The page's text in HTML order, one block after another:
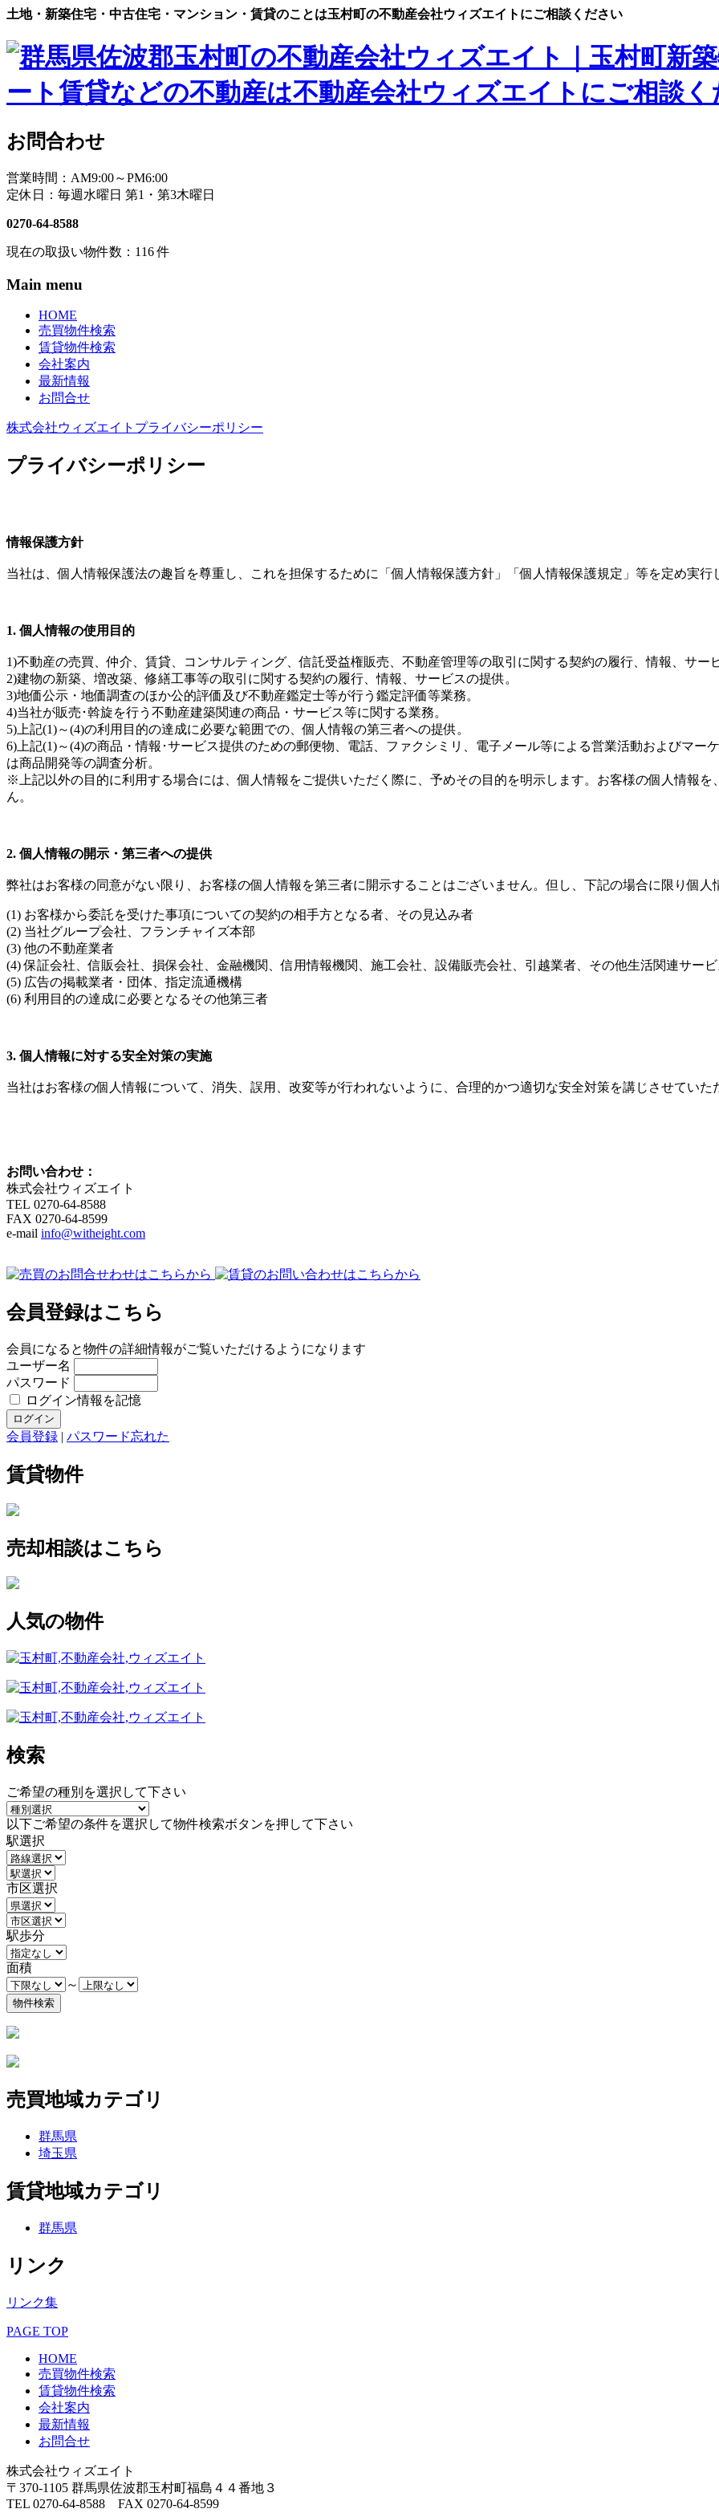
土地・新築住宅・中古住宅・マンション・賃貸のことは玉村町の不動産会社ウィズエイトにご相談ください
お問合わせ
営業時間：AM9:00～PM6:00
定休日：毎週水曜日 第1・第3木曜日
0270-64-8588
現在の取扱い物件数： 116件
Main menu
HOME
売買物件検索
賃貸物件検索
会社案内
最新情報
お問合せ
株式会社ウィズエイト プライバシーポリシー
プライバシーポリシー
情報保護方針
当社は、個人情報保護法の趣旨を尊重し、これを担保するために「個人情報保護方針」「個人情報保護規定」等を定め実行
1. 個人情報の使用目的
1)不動産の売買、仲介、賃貸、コンサルティング、信託受益権販売、不動産管理等の取引に関する契約の履行、情報、サー
2)建物の新築、増改築、修繕工事等の取引に関する契約の履行、情報、サービスの提供。
3)地価公示・地価調査のほか公的評価及び不動産鑑定士等が行う鑑定評価等業務。
4)当社が販売･斡旋を行う不動産建築関連の商品・サービス等に関する業務。
5)上記(1)～(4)の利用目的の達成に必要な範囲での、個人情報の第三者への提供。
6)上記(1)～(4)の商品・情報･サービス提供のための郵便物、電話、ファクシミリ、電子メール等による営業活動およびマー
は商品開発等の調査分析。
※上記以外の目的に利用する場合には、個人情報をご提供いただく際に、予めその目的を明示します。お客様の個人情報
ん。
2. 個人情報の開示・第三者への提供
弊社はお客様の同意がない限り、お客様の個人情報を第三者に開示することはございません。但し、下記の場合に限り個人
(1) お客様から委託を受けた事項についての契約の相手方となる者、その見込み者
(2) 当社グループ会社、フランチャイズ本部
(3) 他の不動産業者
(4) 保証会社、信販会社、損保会社、金融機関、信用情報機関、施工会社、設備販売会社、引越業者、その他生活関連サー
(5) 広告の掲載業者・団体、指定流通機構
(6) 利用目的の達成に必要となるその他第三者
3. 個人情報に対する安全対策の実施
当社はお客様の個人情報について、消失、誤用、改変等が行われないように、合理的かつ適切な安全対策を講じさせていた
お問い合わせ：
株式会社ウィズエイト
TEL 0270-64-8588
FAX 0270-64-8599
e-mail info@witheight.com
会員登録はこちら
会員になると物件の詳細情報がご覧いただけるようになります
ユーザー名
パスワード
ログイン情報を記憶
会員登録 | パスワード忘れた
賃貸物件
売却相談はこちら
人気の物件
検索
ご希望の種別を選択して下さい
以下ご希望の条件を選択して物件検索ボタンを押して下さい
駅選択
市区選択
駅歩分
面積
～
売買地域カテゴリ
群馬県
埼玉県
賃貸地域カテゴリ
群馬県
リンク
リンク集
PAGE TOP
HOME
売買物件検索
賃貸物件検索
会社案内
最新情報
お問合せ
株式会社ウィズエイト
〒370-1105 群馬県佐波郡玉村町福島４４番地３
TEL 0270-64-8588 FAX 0270-64-8599